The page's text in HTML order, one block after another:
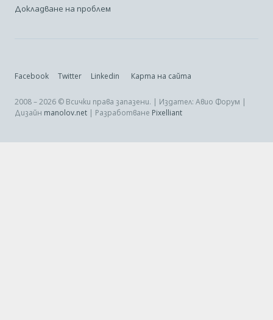
Докладване на проблем
Facebook Twitter Linkedin Карта на сайта
2008 – 2026 © Всички права запазени. | Издател: Авио Форум |
Дизайн manolov.net | Разработване Pixelliant